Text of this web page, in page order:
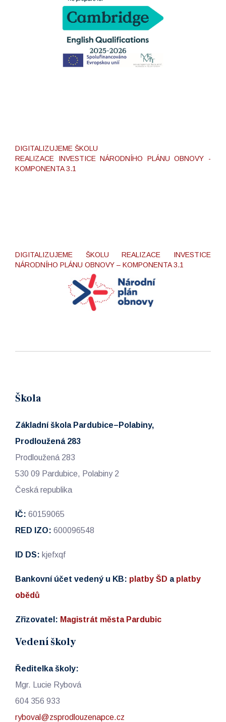
DIGITALIZUJEME ŠKOLU
REALIZACE INVESTICE NÁRODNÍHO PLÁNU OBNOVY -
KOMPONENTA 3.1
DIGITALIZUJEME ŠKOLU REALIZACE INVESTICE
NÁRODNÍHO PLÁNU OBNOVY – KOMPONENTA 3.1
Škola
Základní škola Pardubice–Polabiny,
Prodloužená 283
Prodloužená 283
530 09 Pardubice, Polabiny 2
Česká republika
IČ: 60159065
RED IZO: 600096548
ID DS: kjefxqf
Bankovní účet vedený u KB: platby ŠD a platby
obědů
Zřizovatel: Magistrát města Pardubic
Vedení školy
Ředitelka školy:
Mgr. Lucie Rybová
604 356 933
ryboval@zsprodlouzenapce.cz